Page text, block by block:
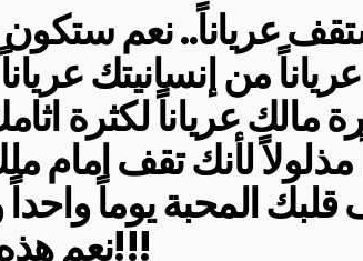
عرياناً.. نعم ستكون
من إنسانيتك
مالك عرياناً لكثرة
مذلولاً لأنك تقف امام
المحبة يوماً
نعم هذه رسالتي لحكومة لبنان!!!